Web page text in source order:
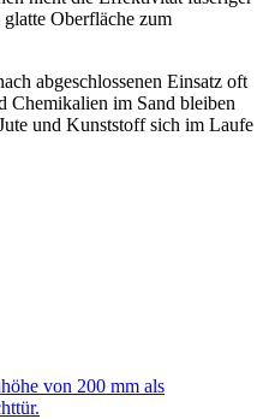
Oberfläche zum
abgeschlossenen Einsatz oft
Chemikalien im Sand bleiben
und Kunststoff sich im Laufe